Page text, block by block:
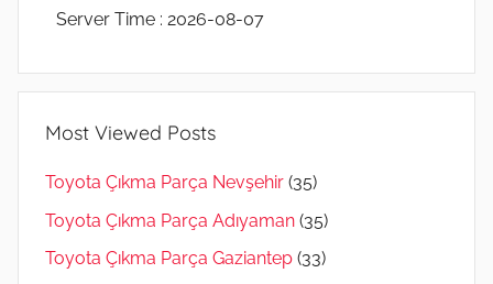
Server Time : 2026-08-07
Most Viewed Posts
Toyota Çıkma Parça Nevşehir (35)
Toyota Çıkma Parça Adıyaman (35)
Toyota Çıkma Parça Gaziantep (33)